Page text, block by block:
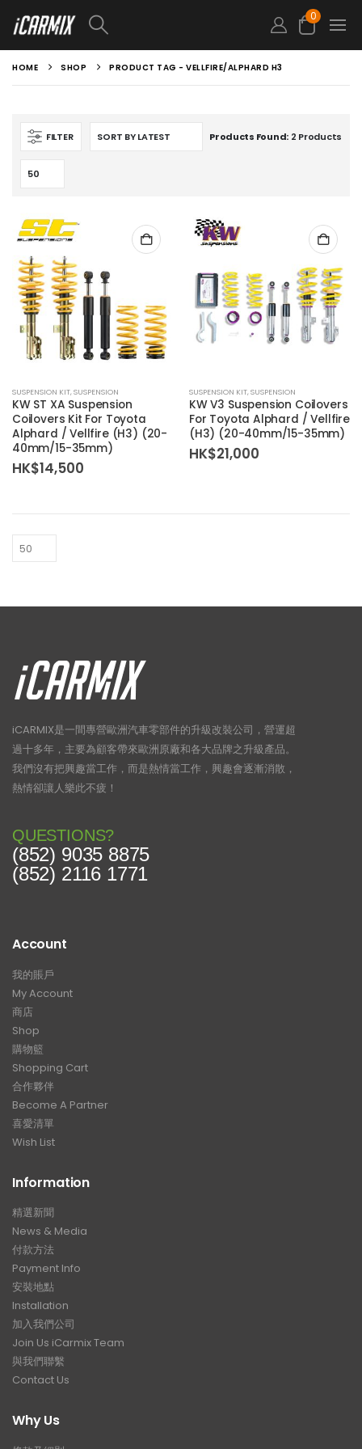
0
HOME SHOP PRODUCT TAG - VELLFIRE/ALPHARD H3
FILTER Products Found: 2 Products
SUSPENSION KIT,SUSPENSION
KW ST XA Suspension
Coilovers Kit For Toyota
Alphard / Vellfire (H3) (20-
40mm/15-35mm)
HK$14,500
SUSPENSION KIT,SUSPENSION
KW V3 Suspension Coilovers
For Toyota Alphard / Vellfire
(H3) (20-40mm/15-35mm)
HK$21,000
iCARMIX是一間專營歐洲汽車零部件的升級改裝公司，營運超
過十多年，主要為顧客帶來歐洲原廠和各大品牌之升級產品。
我們沒有把興趣當工作，而是熱情當工作，興趣會逐漸消散，
熱情卻讓人樂此不疲！
QUESTIONS?
(852) 9035 8875
(852) 2116 1771
Account
我的賬戶
My Account
商店
Shop
購物籃
Shopping Cart
合作夥伴
Become A Partner
喜愛清單
Wish List
Information
精選新聞
News & Media
付款方法
Payment Info
安裝地點
Installation
加入我們公司
Join Us iCarmix Team
與我們聯繫
Contact Us
Why Us